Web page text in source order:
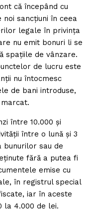
că începând cu
sancţiuni în ceea
legale în privinţa
nu emit bonuri li se
spaţiile de vânzare.
de lucru este
nu întocmesc
de bani introduse,
între 10.000 şi
între o lună şi 3
bunurilor sau de
fără a putea fi
emise cu
în registrul special
iar în aceste
la 4.000 de lei.